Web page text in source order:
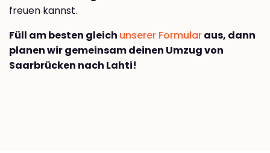
freuen kannst.
Füll am besten gleich unserer Formularaus, dann
planen wir gemeinsam deinen Umzug von
Saarbrücken nach Lahti!